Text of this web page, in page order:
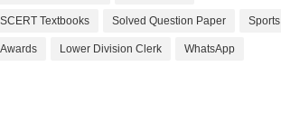
SCERT Textbooks Solved Question Paper Sports
Awards Lower Division Clerk WhatsApp